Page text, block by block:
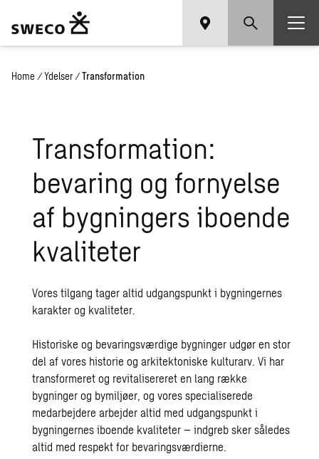
Home / Ydelser / Transformation
Transformation:
bevaring og fornyelse
af bygningers iboende
kvaliteter
Vores tilgang tager altid udgangspunkt i bygningernes
karakter og kvaliteter.
Historiske og bevaringsværdige bygninger udgør en stor
del af vores historie og arkitektoniske kulturarv. Vi har
transformeret og revitalisereret en lang række
bygninger og bymiljøer, og vores specialiserede
medarbejdere arbejder altid med udgangspunkt i
bygningernes iboende kvaliteter – indgreb sker således
altid med respekt for bevaringsværdierne.